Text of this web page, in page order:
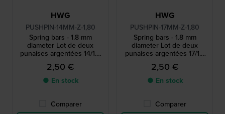
HWG
PUSHPIN-14MM-Z-1,80
Spring bars - 1.8 mm
diameter Lot de deux
punaises argentées 14/1.8
mm
2,50 €
● En stock
Comparer
HWG
PUSHPIN-17MM-Z-1,80
Spring bars - 1.8 mm
diameter Lot de deux
punaises argentées 17/1.8
mm
2,50 €
● En stock
Comparer